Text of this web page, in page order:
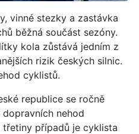
vinné stezky a zastávka
běžná součást sezóny.
kola zůstává jedním z
rizik českých silnic.
cyklistů.
republice se ročně
nehod
případů je cyklista